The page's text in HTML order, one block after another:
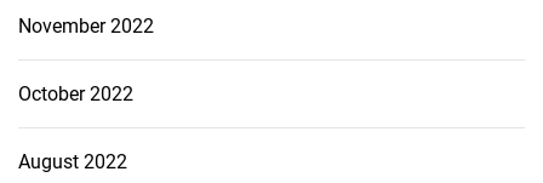
November 2022
October 2022
August 2022